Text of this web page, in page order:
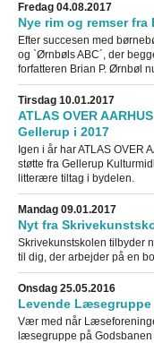
Fredag 04.08.2017
Nye rim og remser fra
Efter succesen med
og `Ørnbøls ABC´, der
forfatteren Brian P. Ørnbøl
Tirsdag 10.01.2017
ATLAS OVER
Gellerup i 2017
Igen i år har ATLAS OVER
støtte fra Gellerup
litterære tiltag i bydelen.
Mandag 09.01.2017
Nyt fra
Skrivekunstskolen tilbyder
til dig, der arbejder på en
Onsdag 25.05.2016
Levende Læsegruppe
Vær med når
læsegruppe på